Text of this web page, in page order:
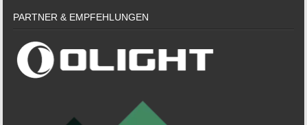
PARTNER & EMPFEHLUNGEN